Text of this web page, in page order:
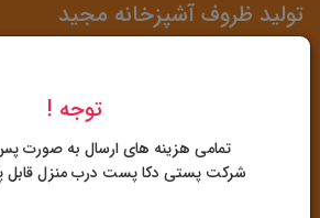
تولید ظروف آشپزخانه مجید
09172488189
-
07132267039
توجه !
تمامی هزینه های ارسال به صورت
شرکت پستی دکا پست درب منزل قابل